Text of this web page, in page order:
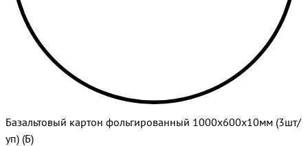
Базальтовый картон фольгированный 1000х600х10мм (3шт/
уп) (Б)